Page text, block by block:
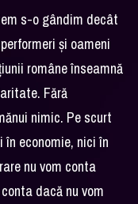
s-o gândim decât
şi oameni
române înseamnă
Fără
nimic. Pe scurt
economie, nici în
nu vom conta
dacă nu vom